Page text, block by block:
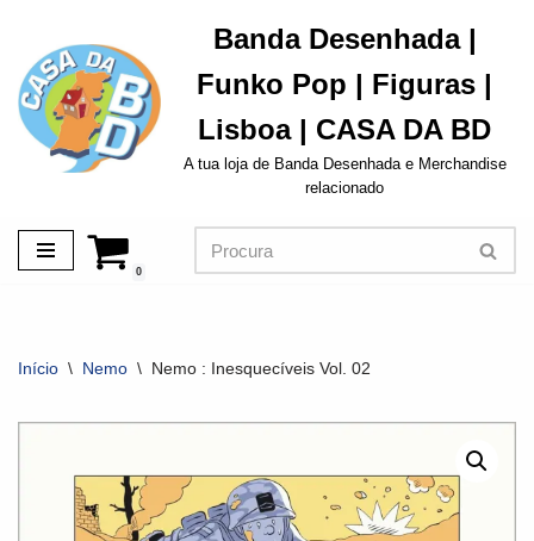
Avançar
para
o
conteúdo
Banda Desenhada |
Funko Pop | Figuras |
Lisboa | CASA DA BD
A tua loja de Banda Desenhada e Merchandise
relacionado
0
Início \ Nemo \ Nemo : Inesquecíveis Vol. 02